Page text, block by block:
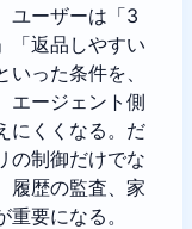
ユーザーは「3
「返品しやすい
った条件を、
エージェント側
にくくなる。だ
の制御だけでな
履歴の監査、家
要になる。